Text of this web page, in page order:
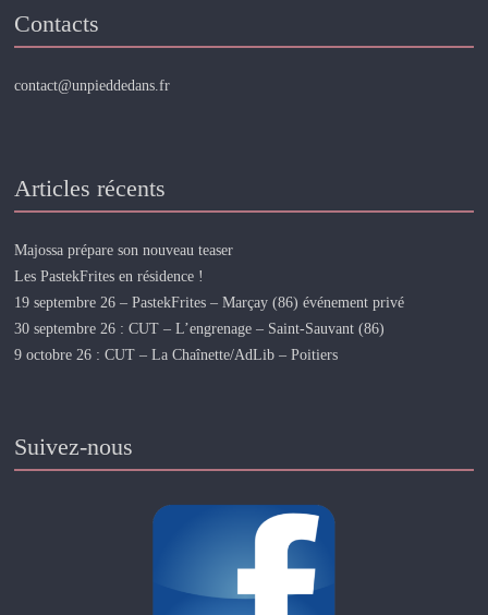
Contacts
contact@unpieddedans.fr
Articles récents
Majossa prépare son nouveau teaser
Les PastekFrites en résidence !
19 septembre 26 – PastekFrites – Marçay (86) événement privé
30 septembre 26 : CUT – L’engrenage – Saint-Sauvant (86)
9 octobre 26 : CUT – La Chaînette/AdLib – Poitiers
Suivez-nous